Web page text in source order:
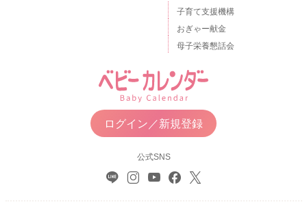
子育て支援機構
おぎゃー献金
母子栄養懇話会
ログイン／新規登録
公式SNS